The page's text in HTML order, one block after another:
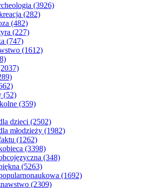
(3926)
(282)
(482)
(227)
(747)
(1612)
(52)
(359)
dzieci (2502)
młodzieży (1982)
(1262)
(3398)
(348)
(5263)
(1692)
(2309)